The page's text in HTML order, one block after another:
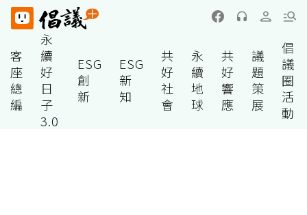
客
座
總
編
永
續
好
日
子
3.0
ESG
創
新
ESG
新
知
共
好
社
會
永
續
地
球
共
好
響
應
議
題
策
展
倡
議
圈
活
動